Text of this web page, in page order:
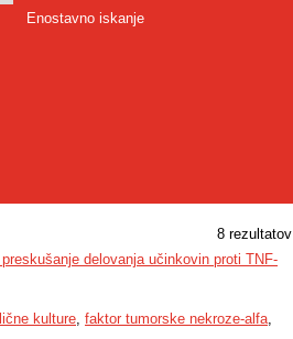
Enostavno iskanje
8 rezultatov
delovanja učinkovin proti TNF-
kulture, faktor tumorske nekroze-alfa,